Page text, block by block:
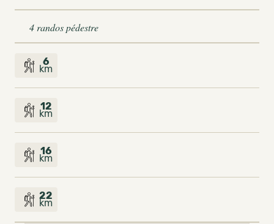
4 randos pédestre
6
km
12
km
16
km
22
km